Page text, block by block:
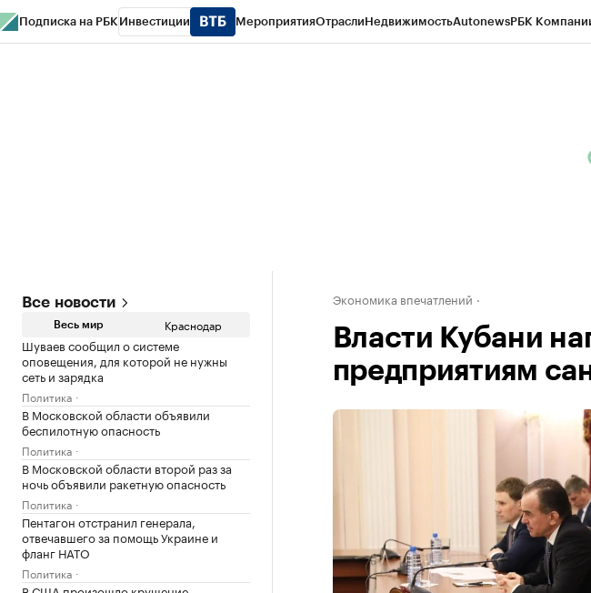
Подписка на РБК Инвестиции МероприятияОтраслиНедвижимостьAutonewsРБК
Все новости
Весь мир Краснодар
Шуваев сообщил о системе
оповещения, для которой не нужны
сеть и зарядка
Политика
В Московской области объявили
беспилотную опасность
Политика
В Московской области второй раз за
ночь объявили ракетную опасность
Политика
Пентагон отстранил генерала,
отвечавшего за помощь Украине и
фланг НАТО
Политика
Экономика впечатлений
Власти Кубани
предприятиям